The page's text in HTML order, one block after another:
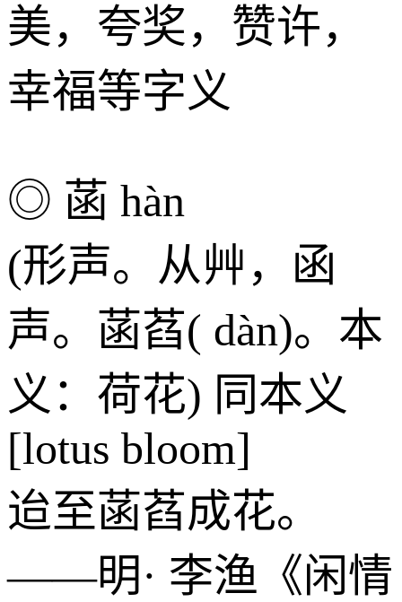
美，夸奖，赞许，
幸福等字义
◎ 菡 hàn
(形声。从艸，函
声。菡萏( dàn)。本
义：荷花) 同本义
[lotus bloom]
迨至菡萏成花。
——明· 李渔《闲情